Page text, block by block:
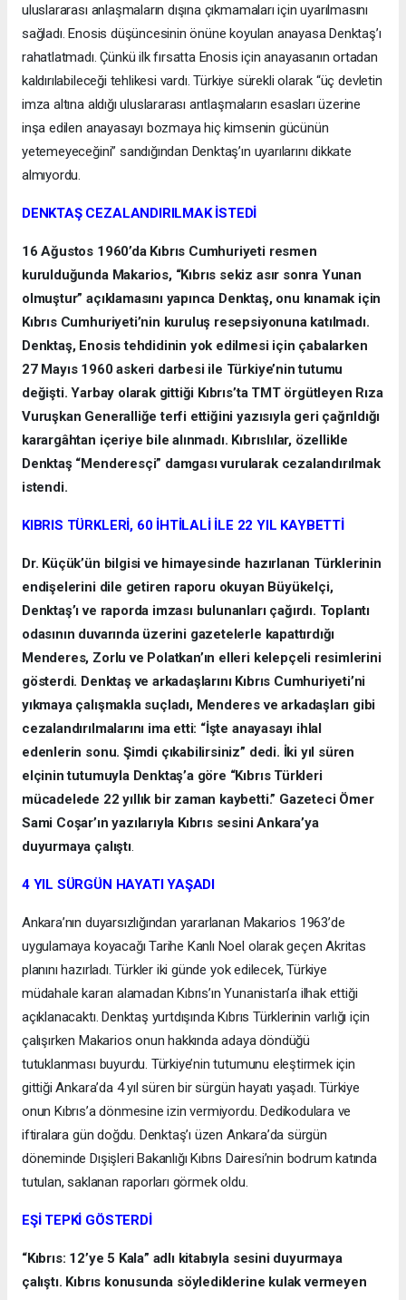
uluslararası anlaşmaların dışına çıkmamaları için uyarılmasını
sağladı. Enosis düşüncesinin önüne koyulan anayasa Denktaş’ı
rahatlatmadı. Çünkü ilk fırsatta Enosis için anayasanın ortadan
kaldırılabileceği tehlikesi vardı. Türkiye sürekli olarak “üç devletin
imza altına aldığı uluslararası antlaşmaların esasları üzerine
inşa edilen anayasayı bozmaya hiç kimsenin gücünün
yetemeyeceğini” sandığından Denktaş’ın uyarılarını dikkate
almıyordu.
DENKTAŞ CEZALANDIRILMAK İSTEDİ
16 Ağustos 1960’da Kıbrıs Cumhuriyeti resmen
kurulduğunda Makarios, “Kıbrıs sekiz asır sonra Yunan
olmuştur” açıklamasını yapınca Denktaş, onu kınamak için
Kıbrıs Cumhuriyeti’nin kuruluş resepsiyonuna katılmadı.
Denktaş, Enosis tehdidinin yok edilmesi için çabalarken
27 Mayıs 1960 askeri darbesi ile Türkiye’nin tutumu
değişti. Yarbay olarak gittiği Kıbrıs’ta TMT örgütleyen Rıza
Vuruşkan Generalliğe terfi ettiğini yazısıyla geri çağrıldığı
karargâhtan içeriye bile alınmadı. Kıbrıslılar, özellikle
Denktaş “Menderesçi” damgası vurularak cezalandırılmak
istendi.
KIBRIS TÜRKLERİ, 60 İHTİLALİ İLE 22 YIL KAYBETTİ
Dr. Küçük’ün bilgisi ve himayesinde hazırlanan Türklerinin
endişelerini dile getiren raporu okuyan Büyükelçi,
Denktaş’ı ve raporda imzası bulunanları çağırdı. Toplantı
odasının duvarında üzerini gazetelerle kapattırdığı
Menderes, Zorlu ve Polatkan’ın elleri kelepçeli resimlerini
gösterdi. Denktaş ve arkadaşlarını Kıbrıs Cumhuriyeti’ni
yıkmaya çalışmakla suçladı, Menderes ve arkadaşları gibi
cezalandırılmalarını ima etti: “İşte anayasayı ihlal
edenlerin sonu. Şimdi çıkabilirsiniz” dedi. İki yıl süren
elçinin tutumuyla Denktaş’a göre “Kıbrıs Türkleri
mücadelede 22 yıllık bir zaman kaybetti.” Gazeteci Ömer
Sami Coşar’ın yazılarıyla Kıbrıs sesini Ankara’ya
duyurmaya çalıştı.
4 YIL SÜRGÜN HAYATI YAŞADI
Ankara’nın duyarsızlığından yararlanan Makarios 1963’de
uygulamaya koyacağı Tarihe Kanlı Noel olarak geçen Akritas
planını hazırladı. Türkler iki günde yok edilecek, Türkiye
müdahale kararı alamadan Kıbrıs’ın Yunanistan’a ilhak ettiği
açıklanacaktı. Denktaş yurtdışında Kıbrıs Türklerinin varlığı için
çalışırken Makarios onun hakkında adaya döndüğü
tutuklanması buyurdu. Türkiye’nin tutumunu eleştirmek için
gittiği Ankara’da 4 yıl süren bir sürgün hayatı yaşadı. Türkiye
onun Kıbrıs’a dönmesine izin vermiyordu. Dedikodulara ve
iftiralara gün doğdu. Denktaş’ı üzen Ankara’da sürgün
döneminde Dışişleri Bakanlığı Kıbrıs Dairesi’nin bodrum katında
tutulan, saklanan raporları görmek oldu.
EŞİ TEPKİ GÖSTERDİ
“Kıbrıs: 12’ye 5 Kala” adlı kitabıyla sesini duyurmaya
çalıştı. Kıbrıs konusunda söylediklerine kulak vermeyen